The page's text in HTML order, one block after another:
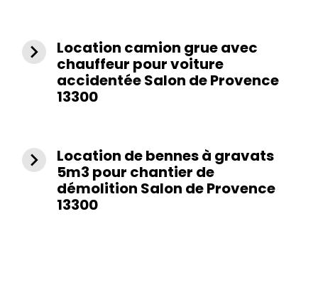
navigate_next Location camion grue avec
chauffeur pour voiture
accidentée Salon de Provence
13300
navigate_next Location de bennes à gravats
5m3 pour chantier de
démolition Salon de Provence
13300